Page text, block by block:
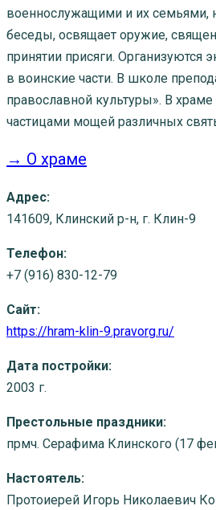
военнослужащими и их семьями,
беседы, освящает оружие,
принятии присяги. Организуются
в воинские части. В школе
православной культуры». В храме
частицами мощей различных
→ О храме
Адрес:
141609, Клинский р-н, г. Клин-9
Телефон:
+7 (916) 830-12-79
Сайт:
https://hram-klin-9.pravorg.ru/
Дата постройки:
2003 г.
Престольные праздники:
прмч. Серафима Клинского (17
Настоятель:
Протоиерей Игорь Николаевич